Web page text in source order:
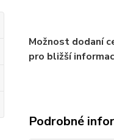
Možnost dodaní
pro bližší
Podrobné